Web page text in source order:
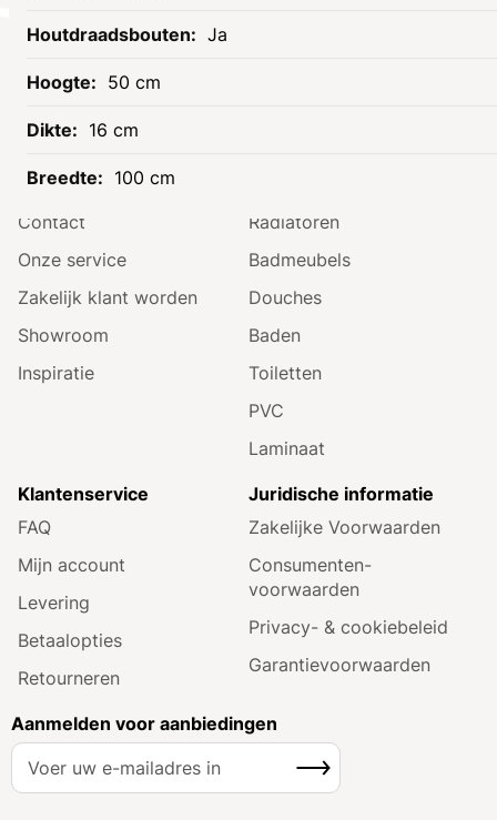
Ja
50 cm
16 cm
100 cm
Openingstijden
Contact
Onze service
Zakelijk klant worden
Showroom
Inspiratie
Radiatoren
Badmeubels
Douches
Baden
Toiletten
PVC
Laminaat
Klantenservice
FAQ
Mijn account
Levering
Betaalopties
Retourneren
Juridische informatie
Zakelijke Voorwaarden
Consumenten­
voorwaarden
Privacy- & cookiebeleid
Garantie­voorwaarden
Aanmelden voor aanbiedingen
A
Inschrijven